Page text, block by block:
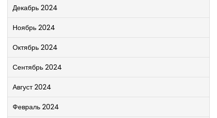
Декабрь 2024
Ноябрь 2024
Октябрь 2024
Сентябрь 2024
Август 2024
Февраль 2024